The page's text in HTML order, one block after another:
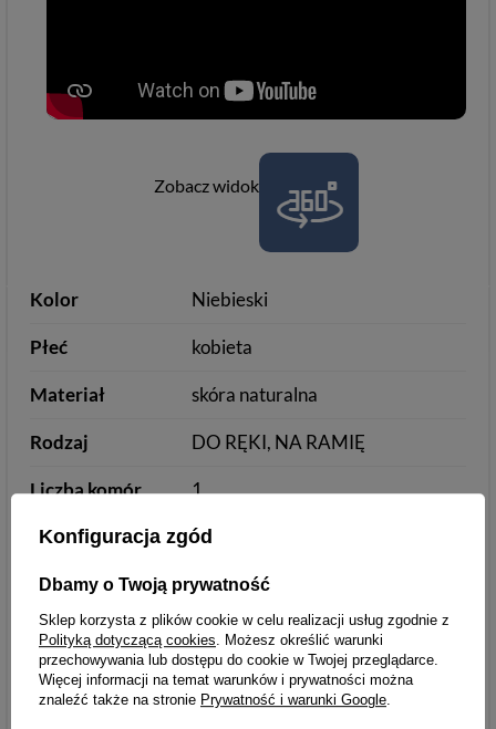
Zobacz widok
Kolor Niebieski
Płeć kobieta
Materiał skóra naturalna
Rodzaj DO RĘKI, NA RAMIĘ
Liczba komór 1
Kieszeń na
Tak
Parametry
bezpieczeństwa
Parametry bezpieczeństwa
Konfiguracja zgód
Dbamy o Twoją prywatność
Sklep korzysta z plików cookie w celu realizacji usług zgodnie z
Polityką dotyczącą cookies . Możesz określić warunki
przechowywania lub dostępu do cookie w Twojej przeglądarce.
Więcej informacji na temat warunków i prywatności można
znaleźć także na stronie Prywatność i warunki Google